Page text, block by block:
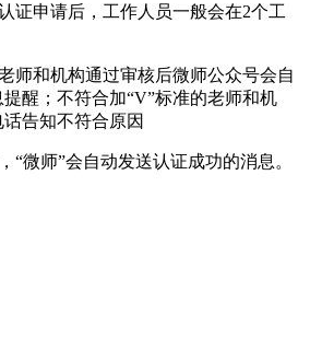
证申请后，工作人员一般会在2个工
师和机构通过审核后微师公众号会自
醒；不符合加“V”标准的老师和机
告知不符合原因
“微师”会自动发送认证成功的消息。